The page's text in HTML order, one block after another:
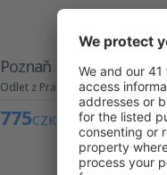
Poznaň
Odlet z Prahy
775CZK